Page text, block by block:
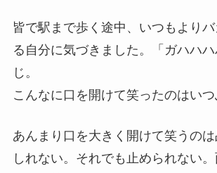
皆で駅まで歩く途中、いつもより
る自分に気づきました。「ガハハ
じ。
こんなに口を開けて笑ったのはいつ
あんまり口を大きく開けて笑うの
しれない。それでも止められない